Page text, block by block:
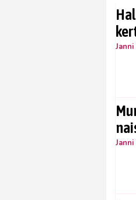
Janni
Janni